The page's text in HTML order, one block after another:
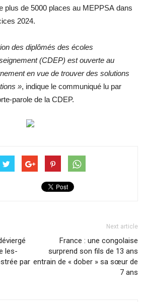
plus de 5000 places au MEPPSA dans
2024.
des diplômés des écoles
(CDEP) est ouverte au
en vue de trouver des solutions
», indique le communiqué lu par
parole de la CDEP.
les­
par
Next article
France : une congolaise
surprend son fils de 13 ans
entrain de « dober » sa sœur de
7 ans